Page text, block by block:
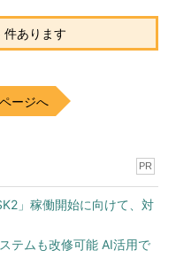
あります
ージへ
PR
」稼働開始に向けて、対
テムも改修可能 AI活用で